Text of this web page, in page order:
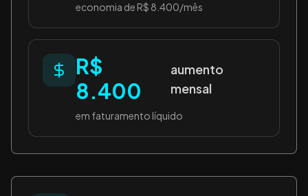
economia de R$ 8.400/mês
R$
8.400
aumento
mensal
em faturamento líquido